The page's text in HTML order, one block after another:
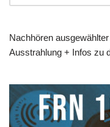
Nachhören
Ausstrahlung + Infos zu